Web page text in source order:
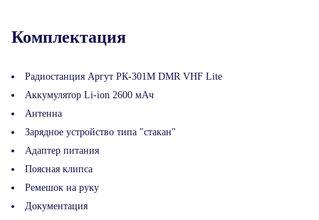
Комплектация
Радиостанция Аргут РК-301М DMR VHF Lite
Аккумулятор Li-ion 2600 мАч
Антенна
Зарядное устройство типа "стакан"
Адаптер питания
Поясная клипса
Ремешок на руку
Документация